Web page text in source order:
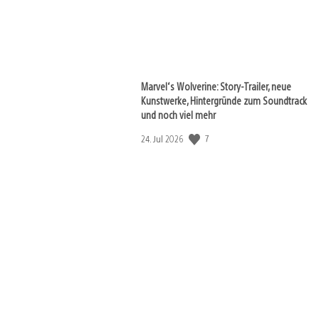
Marvel‘s Wolverine: Story-Trailer, neue
Kunstwerke, Hintergründe zum Soundtrack
und noch viel mehr
Veröffentlichungsdatum:
24. Jul 2026 7